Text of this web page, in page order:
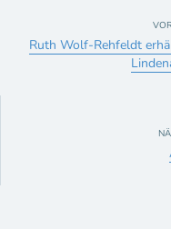
Ruth Wolf-Rehfeldt